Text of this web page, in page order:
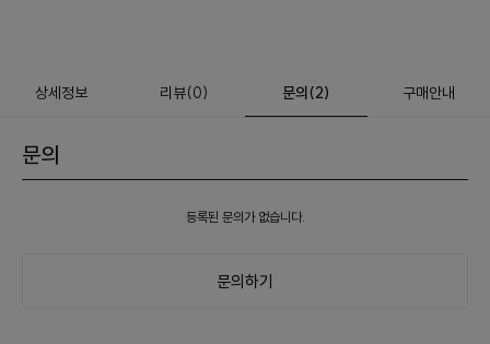
상세정보 리뷰(0) 문의(2) 구매안내
문의
등록된 문의가 없습니다.
문의하기